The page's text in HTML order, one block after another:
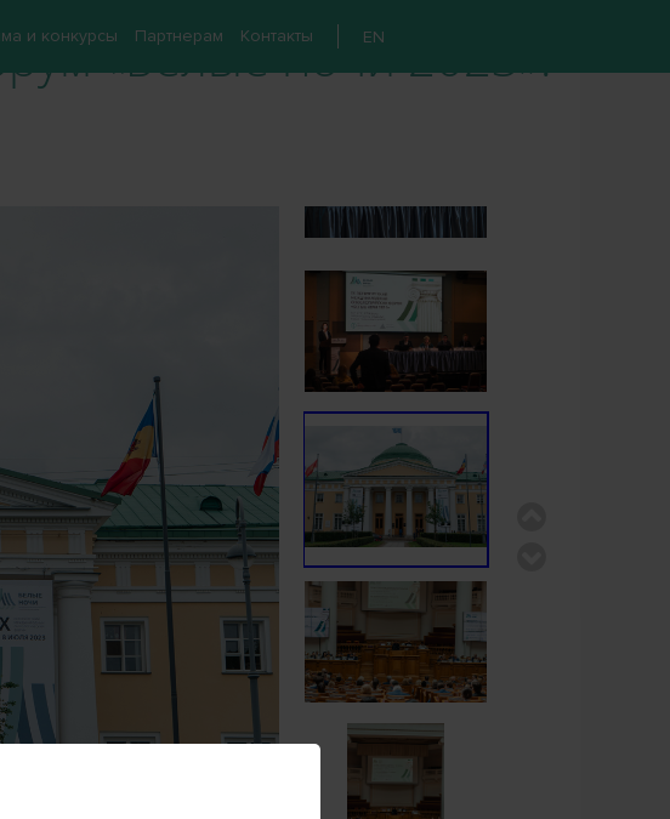
и конкурсы Партнерам Контакты EN
«Белые ночи 2023».